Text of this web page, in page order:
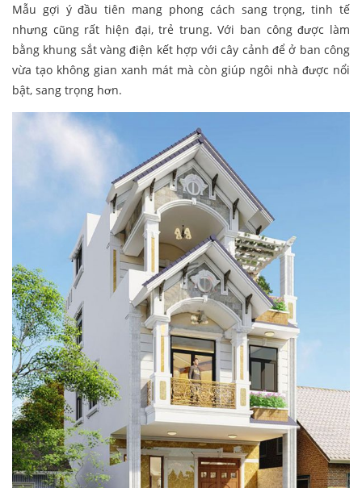
Mẫu gợi ý đầu tiên mang phong cách sang trọng, tinh tế
nhưng cũng rất hiện đại, trẻ trung. Với ban công được làm
bằng khung sắt vàng điện kết hợp với cây cảnh để ở ban công
vừa tạo không gian xanh mát mà còn giúp ngôi nhà được nổi
bật, sang trọng hơn.